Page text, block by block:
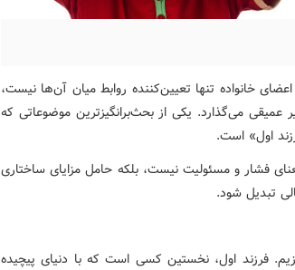
خانواده تنها تعیین‌کننده روابط میان آن‌ها نیست،
عمیقی می‌گذارد. یکی از بحث‌برانگیزترین موضوعاتی که
اول» است.
فشار و مسئولیت نیست، بلکه حامل مزایای ساختاری
تبدیل شود.
فرزند اول، نخستین کسی است که با دنیای پیچیده